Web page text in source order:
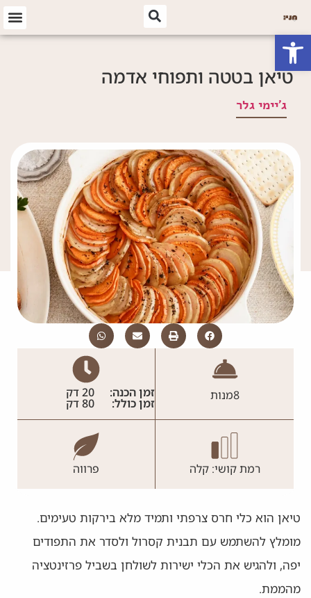
פתח סרגל נגישות
טיאן בטטה ותפוחי אדמה
ג'יימי גלר
8מנות זמן הכנה: 20 דק
זמן כולל: 80 דק
רמת קושי: קלה פרווה
טיאן הוא כלי חרס צרפתי ותמיד מלא בירקות טעימים.
מומלץ להשתמש עם תבנית קסרול ולסדר את התפודים
יפה, ולהגיש את הכלי ישירות לשולחן בשביל פרזינטציה
מהממת.